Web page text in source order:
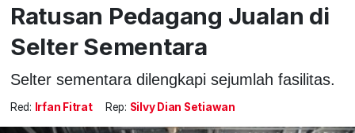
Ratusan Pedagang Jualan di
Selter Sementara
Selter sementara dilengkapi sejumlah fasilitas.
Red: Irfan Fitrat Rep: Silvy Dian Setiawan